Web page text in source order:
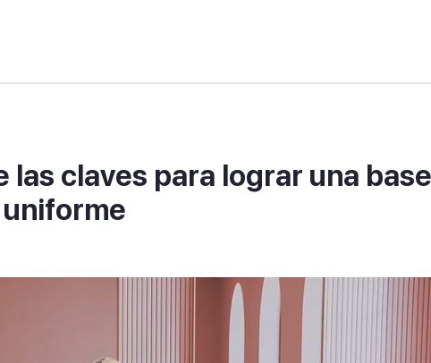
las claves para lograr una base